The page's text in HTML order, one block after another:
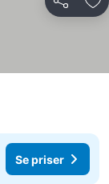
Del
Se priser